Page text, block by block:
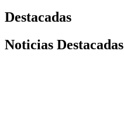
Destacadas
Noticias Destacadas